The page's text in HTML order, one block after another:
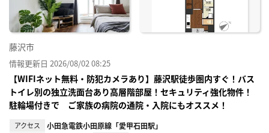
藤沢市
情報更新日 2026/08/02 08:25
【WIFIネット無料・防犯カメラあり】藤沢駅徒歩圏内すぐ！バス
トイレ別の独立洗面台あり高層階部屋！セキュリティ強化物件！
駐輪場付きで ご家族の病院の通院・入院にもオススメ！
アクセス 小田急電鉄小田原線「愛甲石田駅」